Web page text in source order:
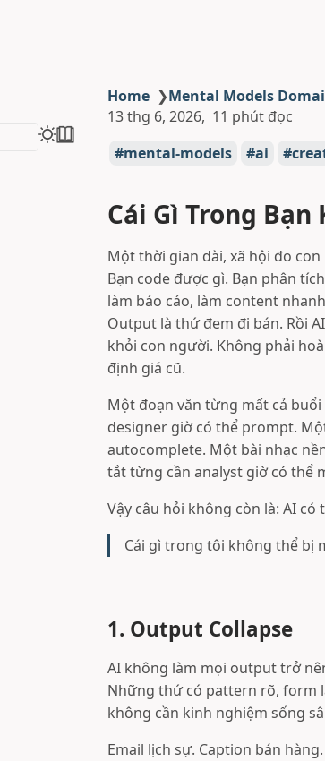
Home ❯Mental Models
13 thg 6, 2026 11 phút đọc
mental-models
ai
Cái Gì Trong Bạn
Một thời gian dài, xã hội đo
Bạn code được gì. Bạn phân
làm báo cáo, làm content
Output là thứ đem đi bán. Rồi
khỏi con người. Không phải
định giá cũ.
Một đoạn văn từng mất cả
designer giờ có thể prompt.
autocomplete. Một bài nhạc
tắt từng cần analyst giờ có thể
Vậy câu hỏi không còn là: AI
Cái gì trong tôi không thể bị
1. Output Collapse
AI không làm mọi output trở
Những thứ có pattern rõ, form
không cần kinh nghiệm sống
Email lịch sự. Caption bán